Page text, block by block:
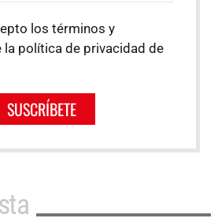
los términos y
la política de privacidad de
SUSCRÍBETE